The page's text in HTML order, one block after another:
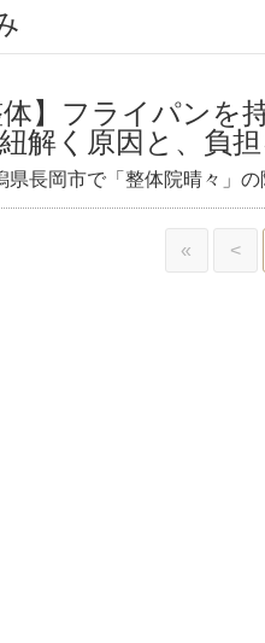
体】フライパン
解く原因と、負
県長岡市で「整体院晴々」
« <